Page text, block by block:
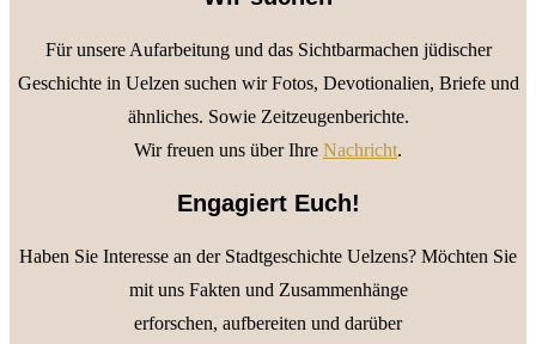
Für unsere Aufarbeitung und das Sichtbarmachen jüdischer
Geschichte in Uelzen suchen wir Fotos, Devotionalien, Briefe und
ähnliches. Sowie Zeitzeugenberichte.
Wir freuen uns über Ihre Nachricht.
Engagiert Euch!
Haben Sie Interesse an der Stadtgeschichte Uelzens? Möchten Sie
mit uns Fakten und Zusammenhänge
erforschen, aufbereiten und darüber